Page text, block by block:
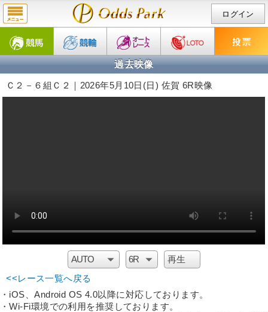
ログイン
過去映像
Ｃ２－６組Ｃ２｜2026年5月10日(日) 佐賀 6R映像
<<レース一覧へ戻る
・iOS、Android OS 4.0以降に対応しております。
・Wi-Fi環境での利用を推奨しております。